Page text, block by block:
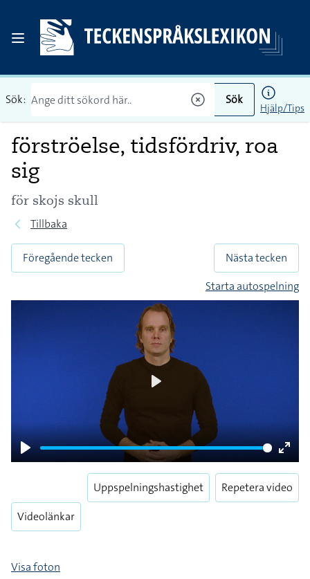
Sök: Sök
Hjälp/Tips
förströelse, tidsfördriv, roa
sig
för skojs skull
Tillbaka
Föregående tecken
Nästa tecken
Starta autospelning
Play
Enter
Videolänkar
Uppspelningshastighet Repetera video
Visa foton